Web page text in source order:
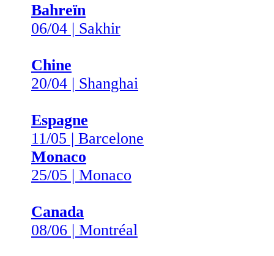
Bahreïn
06/04 | Sakhir
Chine
20/04 | Shanghai
Espagne
11/05 | Barcelone
Monaco
25/05 | Monaco
Canada
08/06 | Montréal